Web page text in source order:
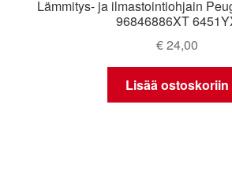
Lämmitys- ja ilmastointiohjain
96846886XT
€24,00
Lisää ostoskoriin